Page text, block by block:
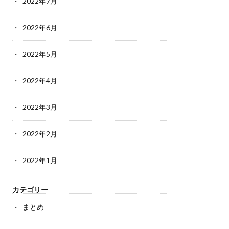
2022年6月
2022年5月
2022年4月
2022年3月
2022年2月
2022年1月
カテゴリー
まとめ